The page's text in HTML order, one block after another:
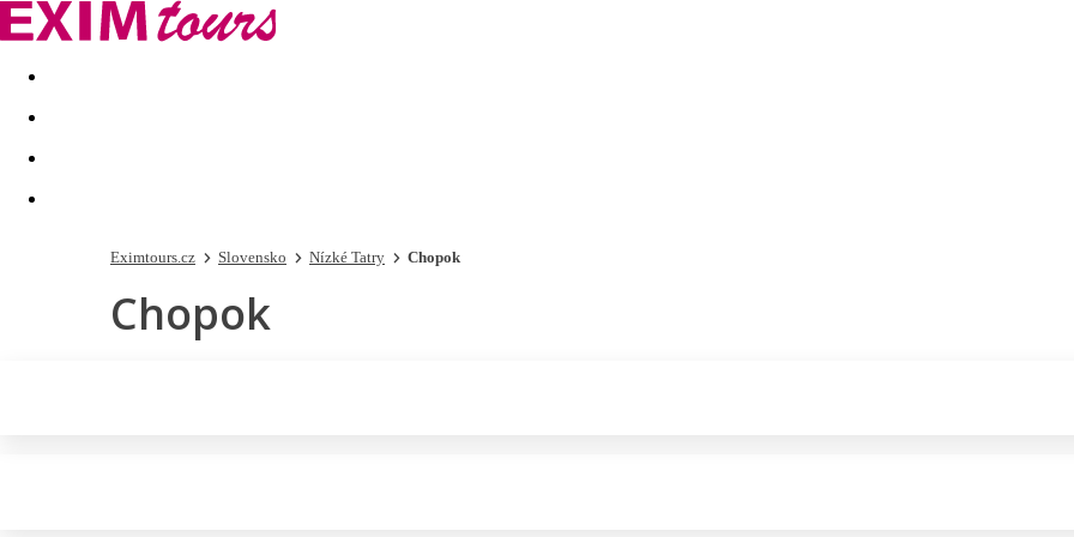
Akční nabídky Last minute
Eximtours.cz Slovensko Nízké Tatry Chopok
Chopok